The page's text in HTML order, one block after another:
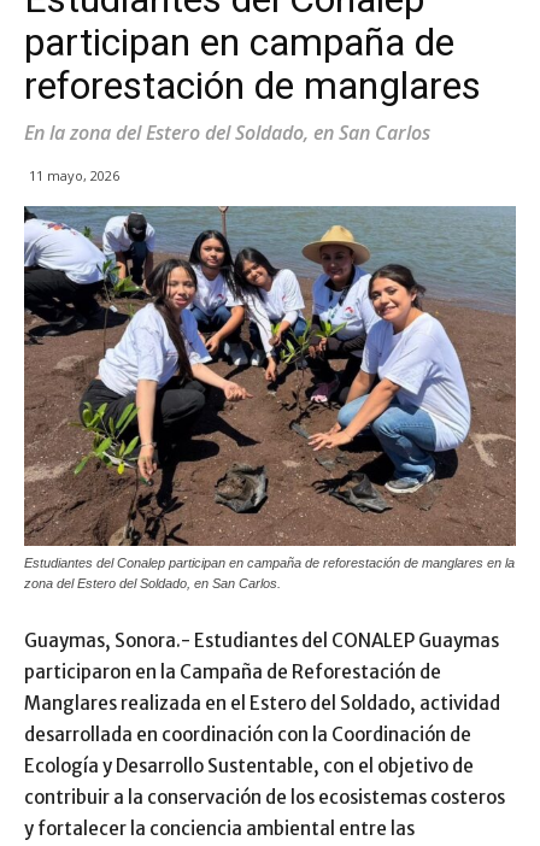
participan en campaña de
reforestación de manglares
En la zona del Estero del Soldado, en San Carlos
11 mayo, 2026
Estudiantes del Conalep participan en campaña de reforestación de manglares en la
zona del Estero del Soldado, en San Carlos.
Guaymas, Sonora.- Estudiantes del CONALEP Guaymas
participaron en la Campaña de Reforestación de
Manglares realizada en el Estero del Soldado, actividad
desarrollada en coordinación con la Coordinación de
Ecología y Desarrollo Sustentable, con el objetivo de
contribuir a la conservación de los ecosistemas costeros
y fortalecer la conciencia ambiental entre las